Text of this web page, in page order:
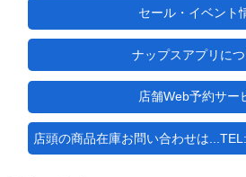
セール・イベント
ナップスアプリに
店舗Web予約サー
店頭の商品在庫お問い合わせは